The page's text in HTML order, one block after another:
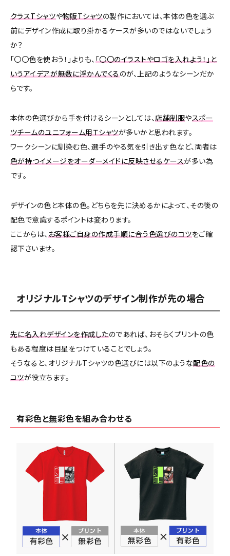
クラスTシャツや物販Tシャツの製作においては、本体の色を選ぶ
前にデザイン作成に取り掛かるケースが多いのではないでしょう
か？
「〇〇色を使おう！」よりも、 「〇〇のイラストやロゴを入れよう！」と
いうアイデアが無数に浮かんでくるのが、上記のようなシーンだか
らです。
本体の色選びから手を付けるシーンとしては、店舗制服やスポー
ツチームのユニフォーム用Ｔシャツが多いかと思われます。
ワークシーンに馴染む色、選手のやる気を引き出す色など、両者は
色が持つイメージをオーダーメイドに反映させるケースが多い為
です。
デザインの色と本体の色。どちらを先に決めるかによって、その後の
配色で意識するポイントは変わります。
ここからは、 お客様ご自身の作成手順に合う色選びのコツをご確
認下さいませ。
オリジナルTシャツのデザイン制作が先の場合
先に名入れデザインを作成したのであれば、おそらくプリントの色
もある程度は目星をつけていることでしょう。
そうなると、オリジナルTシャツの色選びには以下のような配色の
コツが役立ちます。
有彩色と無彩色を組み合わせる